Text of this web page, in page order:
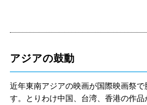
アジアの鼓動
近年東南アジアの映画が国際映画祭で
す。とりわけ中国、台湾、香港の作